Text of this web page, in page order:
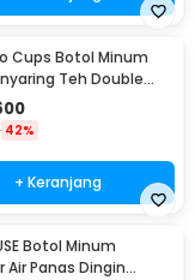
Cups Botol Minum
Teh Double
- X9001
42%
+ Keranjang
Botol Minum
Air Panas Dingin